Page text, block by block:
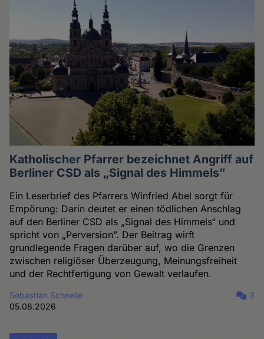
Katholischer Pfarrer bezeichnet Angriff auf
Berliner CSD als „Signal des Himmels”
Ein Leserbrief des Pfarrers Winfried Abel sorgt für
Empörung: Darin deutet er einen tödlichen Anschlag
auf den Berliner CSD als „Signal des Himmels“ und
spricht von „Perversion”. Der Beitrag wirft
grundlegende Fragen darüber auf, wo die Grenzen
zwischen religiöser Überzeugung, Meinungsfreiheit
und der Rechtfertigung von Gewalt verlaufen.
Sebastian Schnelle
05.08.2026
3